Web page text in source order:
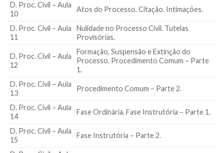
D. Proc. Civil – Aula
10
Atos do Processo. Citação. Intimações.
D. Proc. Civil – Aula
11
Nulidade no Processo Civil. Tutelas
Provisórias.
D. Proc. Civil – Aula
12
Formação, Suspensão e Extinção do
Processo. Procedimento Comum – Parte
1.
D. Proc. Civil – Aula
13
Procedimento Comum – Parte 2.
D. Proc. Civil – Aula
14
Fase Ordinária. Fase Instrutória – Parte 1.
D. Proc. Civil – Aula
15
Fase Instrutória – Parte 2.